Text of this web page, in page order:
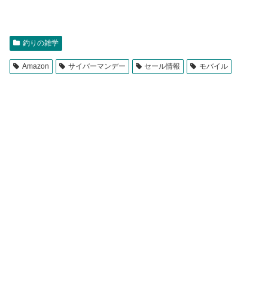
釣りの雑学
Amazon サイバーマンデー セール情報 モバイル